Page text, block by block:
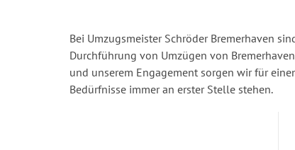
Bei Umzugsmeister Schröder Bremerhaven
Durchführung von Umzügen von
und unserem Engagement sorgen wir für
Bedürfnisse immer an erster Stelle stehen.